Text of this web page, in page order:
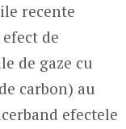
recente
de
de gaze cu
carbon) au
efectele